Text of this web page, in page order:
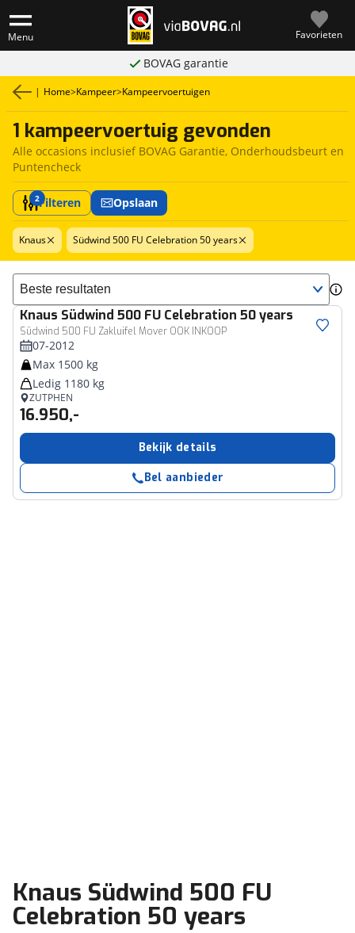
Menu Favorieten
BOVAG garantie
| Home>Kampeer>Kampeervoertuigen
1 kampeervoertuig gevonden
Alle occasions inclusief BOVAG Garantie, Onderhoudsbeurt en
Puntencheck
2Filteren Opslaan
Knaus Südwind 500 FU Celebration 50 years
Sorteer resultaten
Knaus Südwind 500 FU Celebration 50 years
Südwind 500 FU Zakluifel Mover OOK INKOOP
07-2012
Max 1500 kg
Ledig 1180 kg
ZUTPHEN
16.950,-
Bekijk details
Bel aanbieder
Knaus Südwind 500 FU
Celebration 50 years